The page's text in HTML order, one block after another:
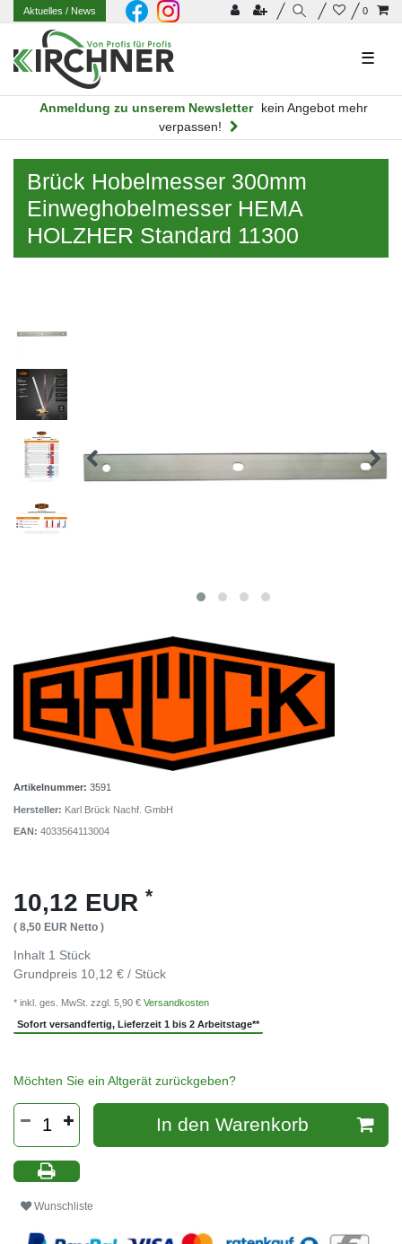
0
Aktuelles/ News
☰
Anmeldung zu unserem Newsletter
kein Angebot mehr
verpassen!
Brück Hobelmesser 300mm
Einweghobelmesser HEMA
HOLZHER Standard 11300
Artikelnummer: 3591
Hersteller: Karl Brück Nachf. GmbH
EAN: 4033564113004
10,12 EUR *
( 8,50 EUR Netto )
Inhalt 1 Stück
Grundpreis 10,12 € / Stück
* inkl. ges. MwSt. zzgl. 5,90 € Versandkosten
Sofort versandfertig, Lieferzeit 1 bis 2 Arbeitstage**
Möchten Sie ein Altgerät zurückgeben?
In den Warenkorb
Wunschliste